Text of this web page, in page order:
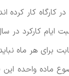
کارگاه کار کرده
ایام کارکرد در
برای هر ماه
ماده واحده این